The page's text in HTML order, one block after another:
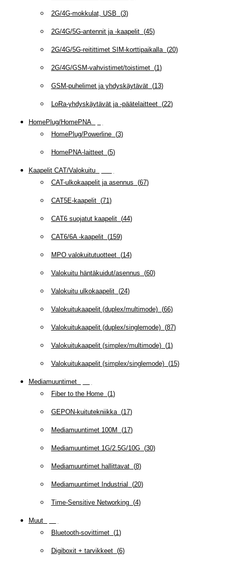
2G/4G-mokkulat, USB (3)
2G/4G/5G-antennit ja -kaapelit(45)
2G/4G/5G-reitittimet SIM-korttipaikalla(20)
2G/4G/GSM-vahvistimet/toistimet(1)
GSM-puhelimet ja yhdyskäytävät(13)
LoRa-yhdyskäytävät ja -päätelaitteet(22)
HomePlug/HomePNA(
HomePlug/Powerline(3)
HomePNA-laitteet(5)
Kaapelit CAT/Valokuitu(
CAT-ulkokaapelit ja asennus (67)
CAT5E-kaapelit(71)
CAT6 suojatut kaapelit(44)
CAT6/6A -kaapelit(159)
MPO valokuitutuotteet(14)
Valokuitu häntäkuidut/asennus (60)
Valokuitu ulkokaapelit(24)
Valokuitukaapelit (duplex/multimode)(66)
Valokuitukaapelit (duplex/singlemode)(87)
Valokuitukaapelit (simplex/multimode)(1)
Valokuitukaapelit (simplex/singlemode)(15)
Mediamuuntimet(
Fiber to the Home(1)
GEPON-kuitutekniikka(17)
Mediamuuntimet 100M (17)
Mediamuuntimet 1G/2.5G/10G(30)
Mediamuuntimet hallittavat(8)
Mediamuuntimet Industrial (20)
Time-Sensitive Networking(4)
Muut(
Bluetooth-sovittimet(1)
Digiboxit + tarvikkeet(6)